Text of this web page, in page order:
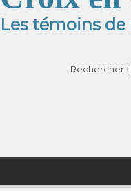
Les témoins
Rechercher